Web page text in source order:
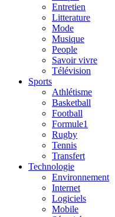
Entretien
Litterature
Mode
Musique
People
Savoir vivre
Télévision
Sports
Athlétisme
Basketball
Football
Formule1
Rugby
Tennis
Transfert
Technologie
Environnement
Internet
Logiciels
Mobile